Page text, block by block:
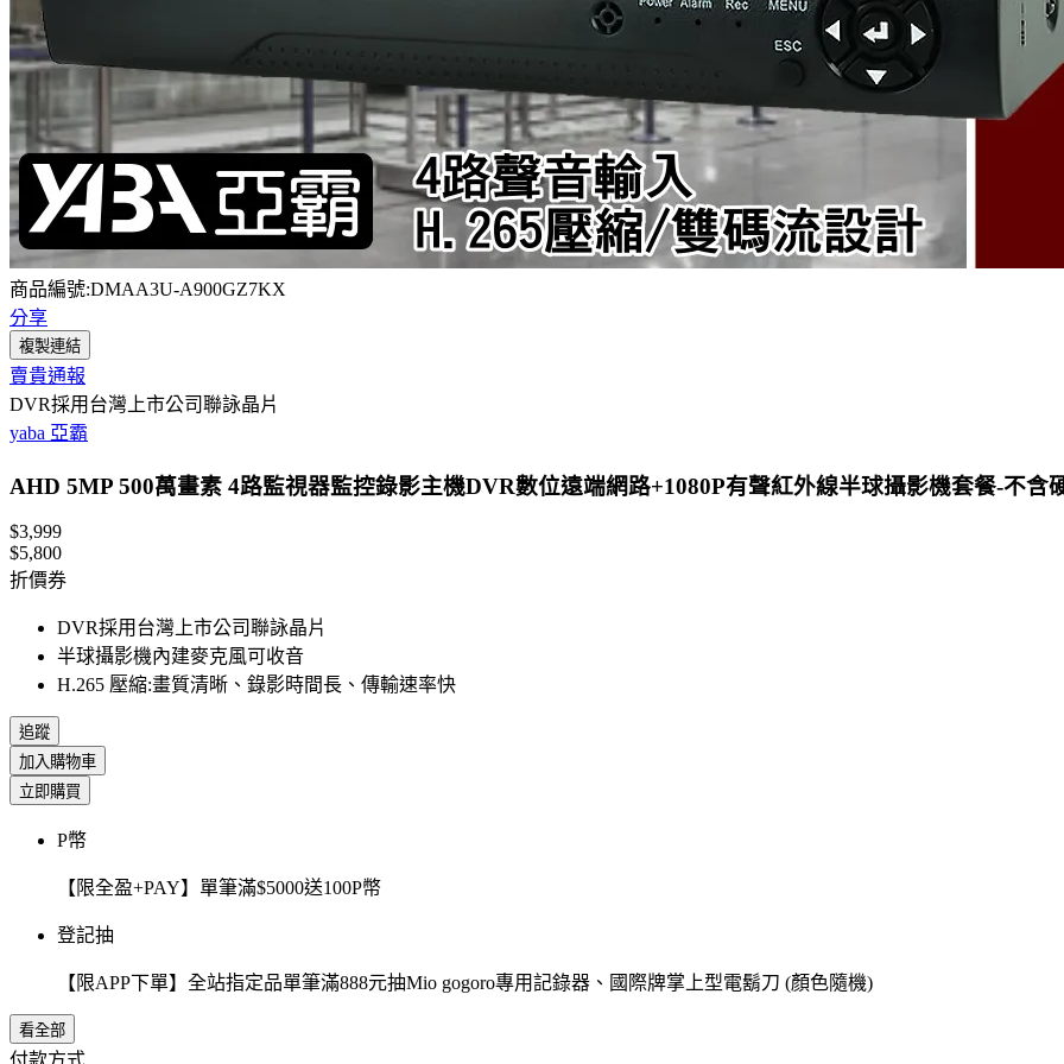
商品編號:DMAA3U-A900GZ7KX
分享
複製連結
賣貴通報
DVR採用台灣上市公司聯詠晶片
yaba 亞霸
AHD 5MP 500萬畫素 4路監視器監控錄影主機DVR數位遠端網路+1080P有聲紅外線半球攝影機套餐-不含
$3,999
$5,800
折價券
DVR採用台灣上市公司聯詠晶片
半球攝影機內建麥克風可收音
H.265 壓縮:畫質清晰、錄影時間長、傳輸速率快
追蹤
加入購物車
立即購買
P幣
【限全盈+PAY】單筆滿$5000送100P幣
登記抽
【限APP下單】全站指定品單筆滿888元抽Mio gogoro專用記錄器、國際牌掌上型電鬍刀 (顏色隨機)
看全部